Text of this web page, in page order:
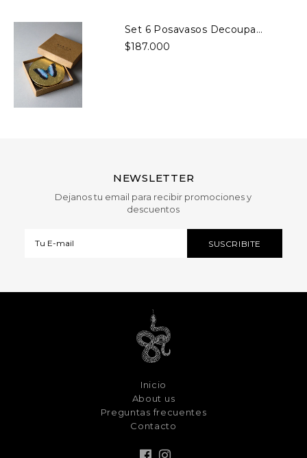
Set 6 Posavasos Decoupage Mariposas
$187.000
NEWSLETTER
Dejanos tu email para recibir promociones y
descuentos
Inicio
About us
Preguntas frecuentes
Contacto